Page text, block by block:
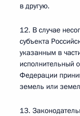
в другую.
12. В случае
субъекта
указанным в
исполнительный
Федерации
земель или
13.